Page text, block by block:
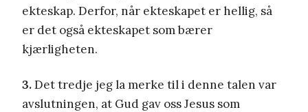
ekteskap. Derfor, når ekteskapet er hellig, så
er det også ekteskapet som bærer
kjærligheten.
3.Det tredje jeg la merke til i denne talen var
avslutningen, at Gud gav oss Jesus som